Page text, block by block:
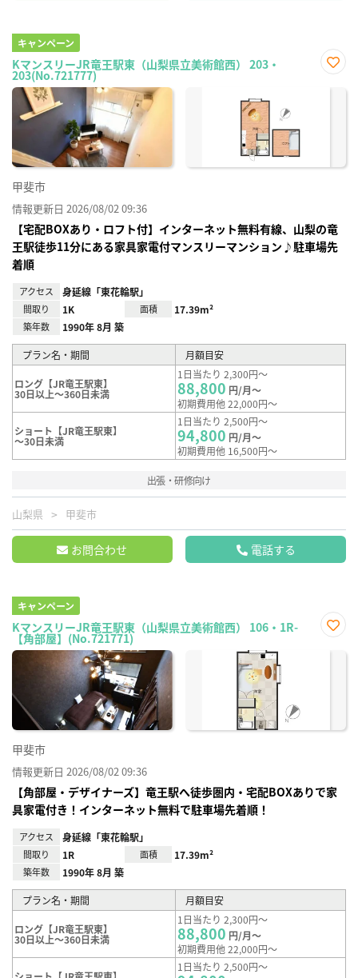
キャンペーン
KマンスリーJR竜王駅東（山梨県立美術館西） 203・
203(No.721777)
に入
甲斐市
情報更新日 2026/08/02 09:36
【宅配BOXあり・ロフト付】インターネット無料有線、山梨の竜
王駅徒歩11分にある家具家電付マンスリーマンション♪駐車場先
着順
アクセス 身延線「東花輪駅」
間取り 1K 面積 17.39m²
築年数 1990年 8月 築
プラン名・期間 月額目安
ロング【JR竜王駅東】
30日以上～360日未満
1日当たり 2,300円～
88,800 円/月～
初期費用他 22,000円～
ショート【JR竜王駅東】
～30日未満
1日当たり 2,500円～
94,800 円/月～
初期費用他 16,500円～
出張・研修向け
山梨県 甲斐市
お問合わせ 電話する
キャンペーン
KマンスリーJR竜王駅東（山梨県立美術館西） 106・1R-
【角部屋】(No.721771)
に入
甲斐市
情報更新日 2026/08/02 09:36
【角部屋・デザイナーズ】竜王駅へ徒歩圏内・宅配BOXありで家
具家電付き！インターネット無料で駐車場先着順！
アクセス 身延線「東花輪駅」
間取り 1R 面積 17.39m²
築年数 1990年 8月 築
プラン名・期間 月額目安
ロング【JR竜王駅東】
30日以上～360日未満
1日当たり 2,300円～
88,800 円/月～
初期費用他 22,000円～
1日当たり 2,500円～